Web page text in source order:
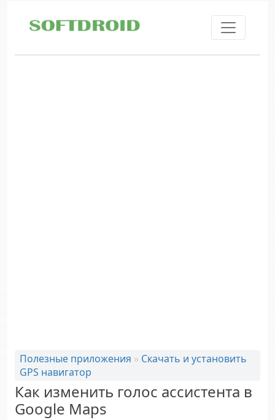
Полезные приложения » Скачать и установить
GPS навигатор
Как изменить голос ассистента в
Google Maps